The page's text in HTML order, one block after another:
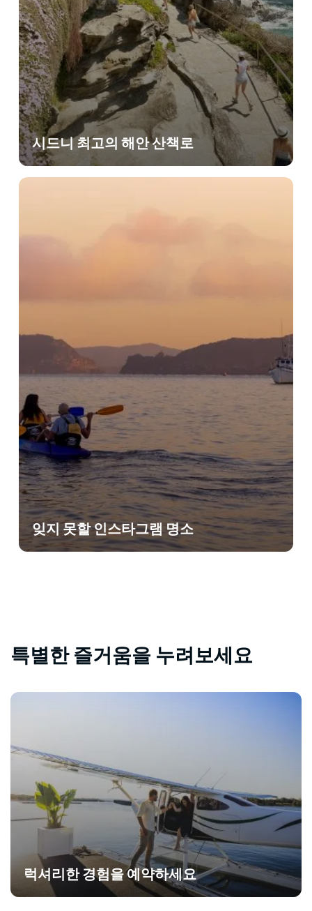
시드니 최고의 해안 산책로
잊지 못할 인스타그램 명소
특별한 즐거움을 누려보세요
럭셔리한 경험을 예약하세요